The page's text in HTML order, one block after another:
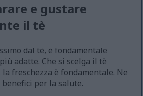
e gustare
il tè
dal tè, è fondamentale
adatte. Che si scelga il tè
freschezza è fondamentale. Ne
per la salute.